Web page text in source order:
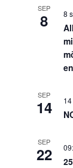
SEP
8 8
SEP
14
SEP
22